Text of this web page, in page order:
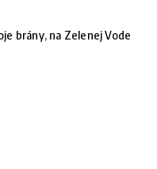
brány, na Zelenej Vode